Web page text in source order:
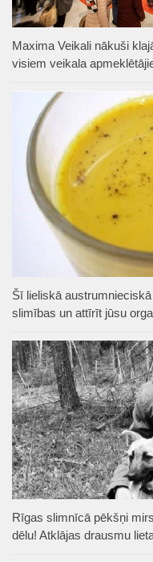
Maxima Veikali nākuši
visiem veikala
Šī lieliskā
slimības un attīrīt jūsu
Rīgas slimnīcā pēkšņi
dēlu! Atklājas drausmu